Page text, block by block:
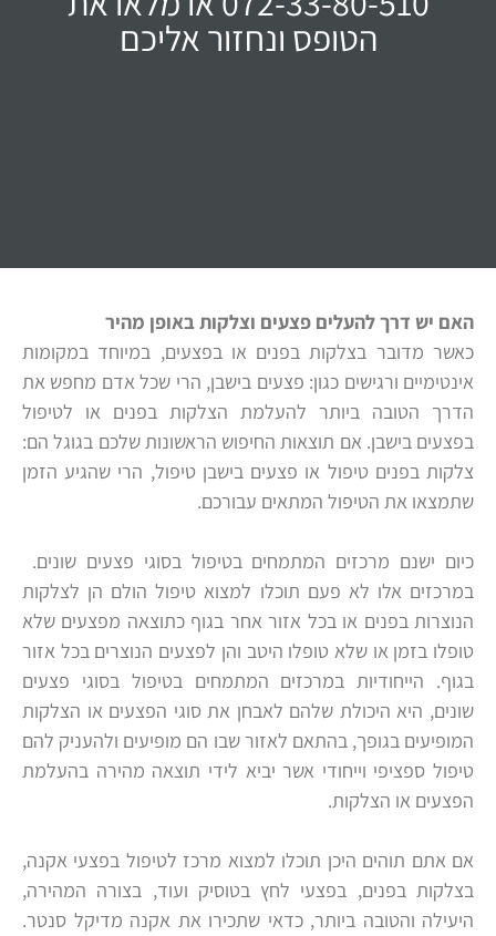
הטופס ונחזור אליכם
האם יש דרך להעלים פצעים וצלקות באופן מהיר
כאשר מדובר בצלקות בפנים או בפצעים, במיוחד במקומות
אינטימיים ורגישים כגון: פצעים בישבן, הרי שכל אדם מחפש את
הדרך הטובה ביותר להעלמת הצלקות בפנים או לטיפול
בפצעים בישבן. אם תוצאות החיפוש הראשונות שלכם בגוגל הם:
צלקות בפנים טיפול או פצעים בישבן טיפול, הרי שהגיע הזמן
שתמצאו את הטיפול המתאים עבורכם.
כיום ישנם מרכזים המתמחים בטיפול בסוגי פצעים שונים.
במרכזים אלו לא פעם תוכלו למצוא טיפול הולם הן לצלקות
הנוצרות בפנים או בכל אזור אחר בגוף כתוצאה מפצעים שלא
טופלו בזמן או שלא טופלו היטב והן לפצעים הנוצרים בכל אזור
בגוף. הייחודיות במרכזים המתמחים בטיפול בסוגי פצעים
שונים, היא היכולת שלהם לאבחן את סוגי הפצעים או הצלקות
המופיעים בגופך, בהתאם לאזור שבו הם מופיעים ולהעניק להם
טיפול ספציפי וייחודי אשר יביא לידי תוצאה מהירה בהעלמת
הפצעים או הצלקות.
אם אתם תוהים היכן תוכלו למצוא מרכז לטיפול בפצעי אקנה,
בצלקות בפנים, בפצעי לחץ בטוסיק ועוד, בצורה המהירה,
היעילה והטובה ביותר, כדאי שתכירו את אקנה מדיקל סנטר.